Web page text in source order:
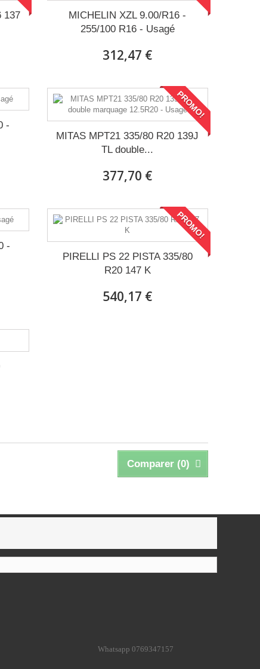
137
MICHELIN XZL 9.00/R16 -
255/100 R16 - Usagé
312,47 €
-
PROMO!
MITAS MPT21 335/80 R20 139J
TL double...
377,70 €
-
PROMO!
PIRELLI PS 22 PISTA 335/80
R20 147 K
540,17 €
Comparer (0)
Whatsapp 0769347157